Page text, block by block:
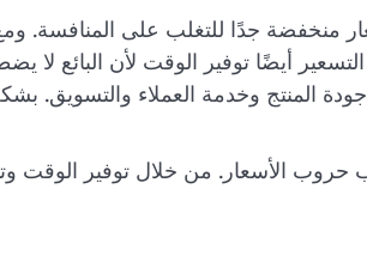
منخفضة جدًا للتغلب على المنافسة.
التسعير أيضًا توفير الوقت لأن البائع لا
جودة المنتج وخدمة العملاء والتسويق.
حروب الأسعار. من خلال توفير الوقت